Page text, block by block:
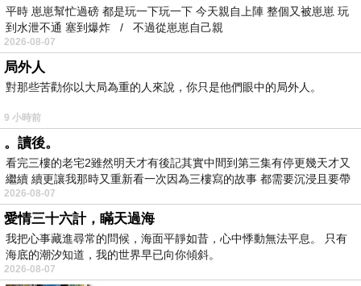
平時 崽崽幫忙過磅 都是玩一下玩一下 今天親自上陣 整個又被崽崽 玩
到水泄不通 塞到爆炸 / 不過從崽崽自己親
2026-08-07
局外人
對那些苦勸你以大局為重的人來說，你只是他們眼中的局外人。
9 小時前
。讀後。
看完三樓的老宅2雖然明天才有後記其實中間到第三集有停更幾天才又
繼續 續更讓我那時又重新看一次因為三樓寫的故事 都需要沉浸且要帶
有
2026-08-07
愛情三十六計，瞞天過海
我把心事藏進尋常的問候，海面平靜如昔，心中悸動無法平息。 只有
海底的潮汐知道，我的世界早已向你傾斜。
2026-08-07